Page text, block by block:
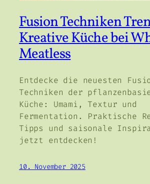
Fusion Techniken
Kreative Küche bei
Meatless
Entdecke die neuesten
Techniken der
Küche: Umami, Textur und
Fermentation. Praktische
Tipps und saisonale
jetzt entdecken!
10. November 2025